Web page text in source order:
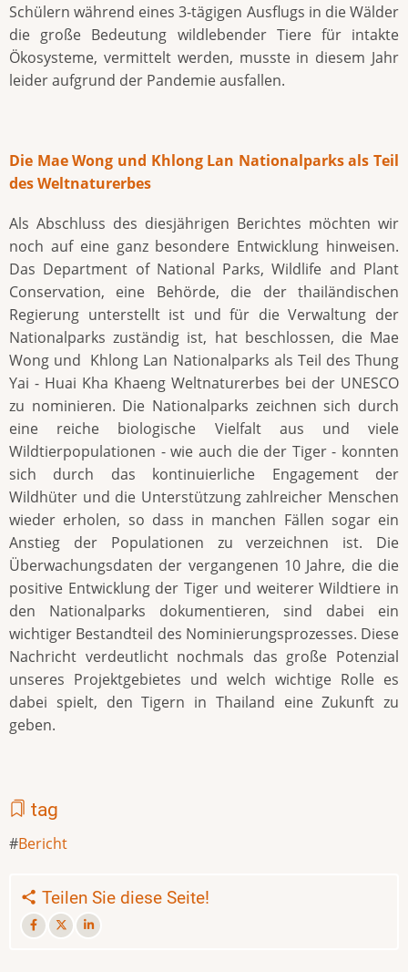
Schülern während eines 3-tägigen Ausflugs in die Wälder
die große Bedeutung wildlebender Tiere für intakte
Ökosysteme, vermittelt werden, musste in diesem Jahr
leider aufgrund der Pandemie ausfallen.
Die Mae Wong und Khlong Lan Nationalparks als Teil
des Weltnaturerbes
Als Abschluss des diesjährigen Berichtes möchten wir
noch auf eine ganz besondere Entwicklung hinweisen.
Das Department of National Parks, Wildlife and Plant
Conservation, eine Behörde, die der thailändischen
Regierung unterstellt ist und für die Verwaltung der
Nationalparks zuständig ist, hat beschlossen, die Mae
Wong und Khlong Lan Nationalparks als Teil des Thung
Yai - Huai Kha Khaeng Weltnaturerbes bei der UNESCO
zu nominieren. Die Nationalparks zeichnen sich durch
eine reiche biologische Vielfalt aus und viele
Wildtierpopulationen - wie auch die der Tiger - konnten
sich durch das kontinuierliche Engagement der
Wildhüter und die Unterstützung zahlreicher Menschen
wieder erholen, so dass in manchen Fällen sogar ein
Anstieg der Populationen zu verzeichnen ist. Die
Überwachungsdaten der vergangenen 10 Jahre, die die
positive Entwicklung der Tiger und weiterer Wildtiere in
den Nationalparks dokumentieren, sind dabei ein
wichtiger Bestandteil des Nominierungsprozesses. Diese
Nachricht verdeutlicht nochmals das große Potenzial
unseres Projektgebietes und welch wichtige Rolle es
dabei spielt, den Tigern in Thailand eine Zukunft zu
geben.
tag
Bericht
Teilen Sie diese Seite!